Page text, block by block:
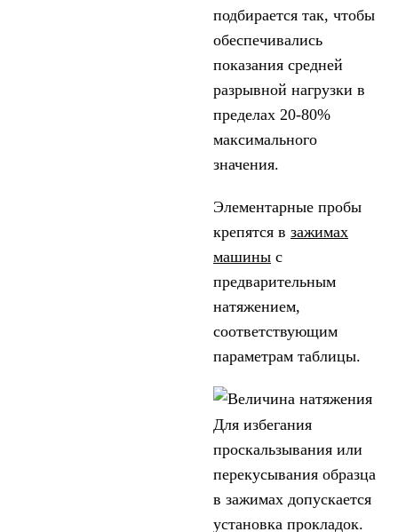
подбирается так, чтобы
обеспечивались
показания средней
разрывной нагрузки в
пределах 20-80%
максимального
значения.
Элементарные пробы
крепятся в зажимах
машины с
предварительным
натяжением,
соответствующим
параметрам таблицы.
Для избегания
проскальзывания или
перекусывания образца
в зажимах допускается
установка прокладок.